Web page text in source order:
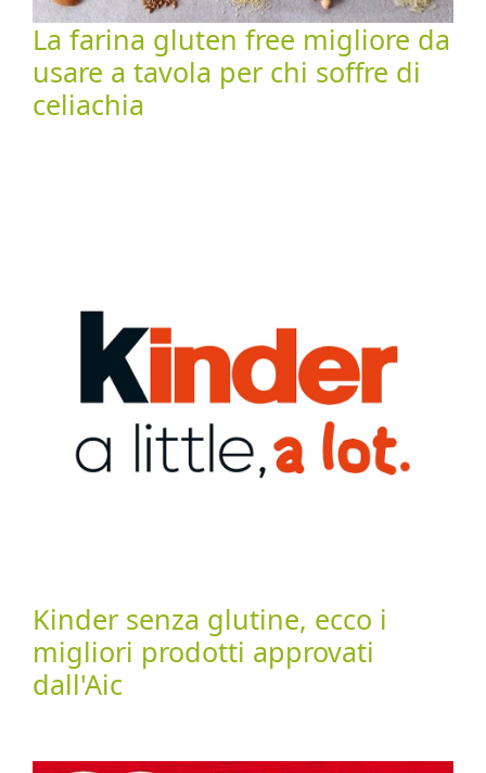
La farina gluten free migliore da
usare a tavola per chi soffre di
celiachia
Kinder senza glutine, ecco i
migliori prodotti approvati
dall'Aic